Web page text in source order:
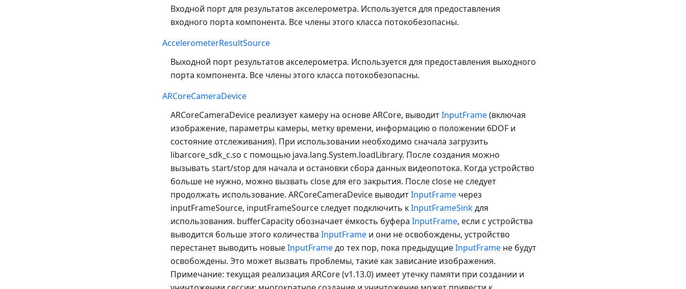
Входной порт для результатов акселерометра. Используется для предоставления
входного порта компонента. Все члены этого класса потокобезопасны.
AccelerometerResultSource
Выходной порт результатов акселерометра. Используется для предоставления выходного
порта компонента. Все члены этого класса потокобезопасны.
ARCoreCameraDevice
ARCoreCameraDevice реализует камеру на основе ARCore, выводитInputFrame(включая
изображение, параметры камеры, метку времени, информацию о положении 6DOF и
состояние отслеживания). При использовании необходимо сначала загрузить
libarcore_sdk_c.so с помощью java.lang.System.loadLibrary. После создания можно
вызывать start/stop для начала и остановки сбора данных видеопотока. Когда устройство
больше не нужно, можно вызвать close для его закрытия. После close не следует
продолжать использование. ARCoreCameraDevice выводитInputFrameчерез
inputFrameSource, inputFrameSource следует подключить кInputFrameSinkдля
использования. bufferCapacity обозначает ёмкость буфера InputFrame, если с устройства
выводится больше этого количества InputFrameи они не освобождены, устройство
перестанет выводить новыеInputFrameдо тех пор, пока предыдущиеInputFrameне будут
освобождены. Это может вызвать проблемы, такие как зависание изображения.
Примечание: текущая реализация ARCore (v1.13.0) имеет утечку памяти при создании и